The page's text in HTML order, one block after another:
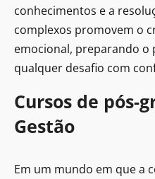
conhecimentos e a
complexos promovem o
emocional, preparando
qualquer desafio com
Cursos de pós-
Gestão
Em um mundo em que a